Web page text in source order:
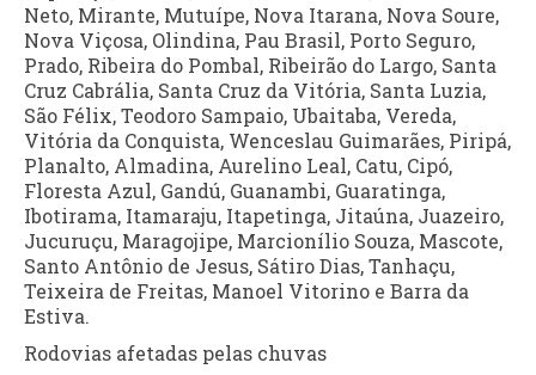
Neto, Mirante, Mutuípe, Nova Itarana, Nova Soure,
Nova Viçosa, Olindina, Pau Brasil, Porto Seguro,
Prado, Ribeira do Pombal, Ribeirão do Largo, Santa
Cruz Cabrália, Santa Cruz da Vitória, Santa Luzia,
São Félix, Teodoro Sampaio, Ubaitaba, Vereda,
Vitória da Conquista, Wenceslau Guimarães, Piripá,
Planalto, Almadina, Aurelino Leal, Catu, Cipó,
Floresta Azul, Gandú, Guanambi, Guaratinga,
Ibotirama, Itamaraju, Itapetinga, Jitaúna, Juazeiro,
Jucuruçu, Maragojipe, Marcionílio Souza, Mascote,
Santo Antônio de Jesus, Sátiro Dias, Tanhaçu,
Teixeira de Freitas, Manoel Vitorino e Barra da
Estiva.
Rodovias afetadas pelas chuvas